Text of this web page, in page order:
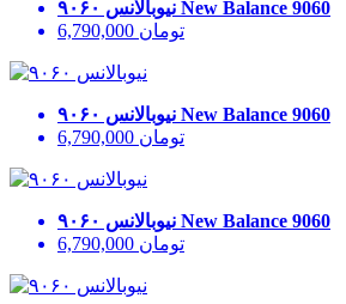
نیوبالانس ۹۰۶۰ New Balance 9060
6,790,000 تومان
نیوبالانس ۹۰۶۰ New Balance 9060
6,790,000 تومان
نیوبالانس ۹۰۶۰ New Balance 9060
6,790,000 تومان